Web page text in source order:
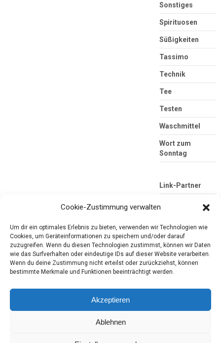
Sonstiges
Spirituosen
Süßigkeiten
Tassimo
Technik
Tee
Testen
Waschmittel
Wort zum
Sonntag
Link-Partner
Tester-Paradies
Produkttests und Alltag
Cookie-Zustimmung verwalten
Um dir ein optimales Erlebnis zu bieten, verwenden wir Technologien wie
Cookies, um Geräteinformationen zu speichern und/oder darauf
zuzugreifen. Wenn du diesen Technologien zustimmst, können wir Daten
wie das Surfverhalten oder eindeutige IDs auf dieser Website verarbeiten.
Wenn du deine Zustimmung nicht erteilst oder zurückziehst, können
bestimmte Merkmale und Funktionen beeinträchtigt werden.
Akzeptieren
Ablehnen